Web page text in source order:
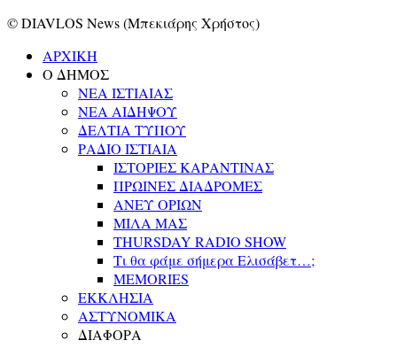
© DIAVLOS News (Μπεκιάρης Χρήστος)
ΑΡΧΙΚΗ
Ο ΔΗΜΟΣ
ΝΕΑ ΙΣΤΙΑΙΑΣ
ΝΕΑ ΑΙΔΗΨΟΥ
ΔΕΛΤΙΑ ΤΥΠΟΥ
ΡΑΔΙΟ ΙΣΤΙΑΙΑ
ΙΣΤΟΡΙΕΣ ΚΑΡΑΝΤΙΝΑΣ
ΠΡΩΙΝΕΣ ΔΙΑΔΡΟΜΕΣ
ΑΝΕΥ ΟΡΙΩΝ
ΜΙΛΑ ΜΑΣ
THURSDAY RADIO SHOW
Τι θα φάμε σήμερα Ελισάβετ…;
MEMORIES
ΕΚΚΛΗΣΙΑ
ΑΣΤΥΝΟΜΙΚΑ
ΔΙΑΦΟΡΑ